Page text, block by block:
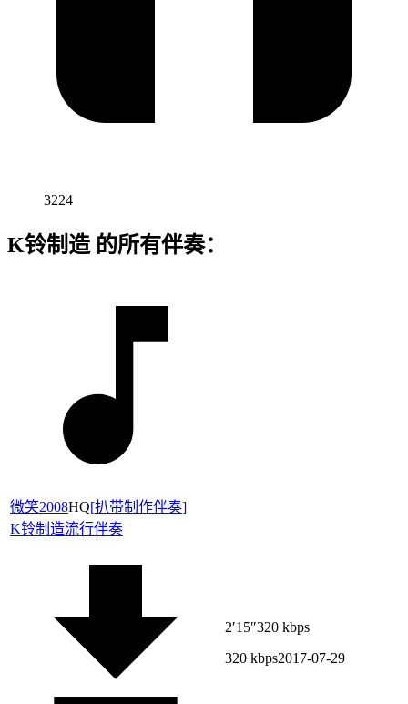
3224
K铃制造 的所有伴奏：
微笑2008HQ[扒带制作伴奏]
K铃制造流行伴奏
2′15″320 kbps
320 kbps2017-07-29